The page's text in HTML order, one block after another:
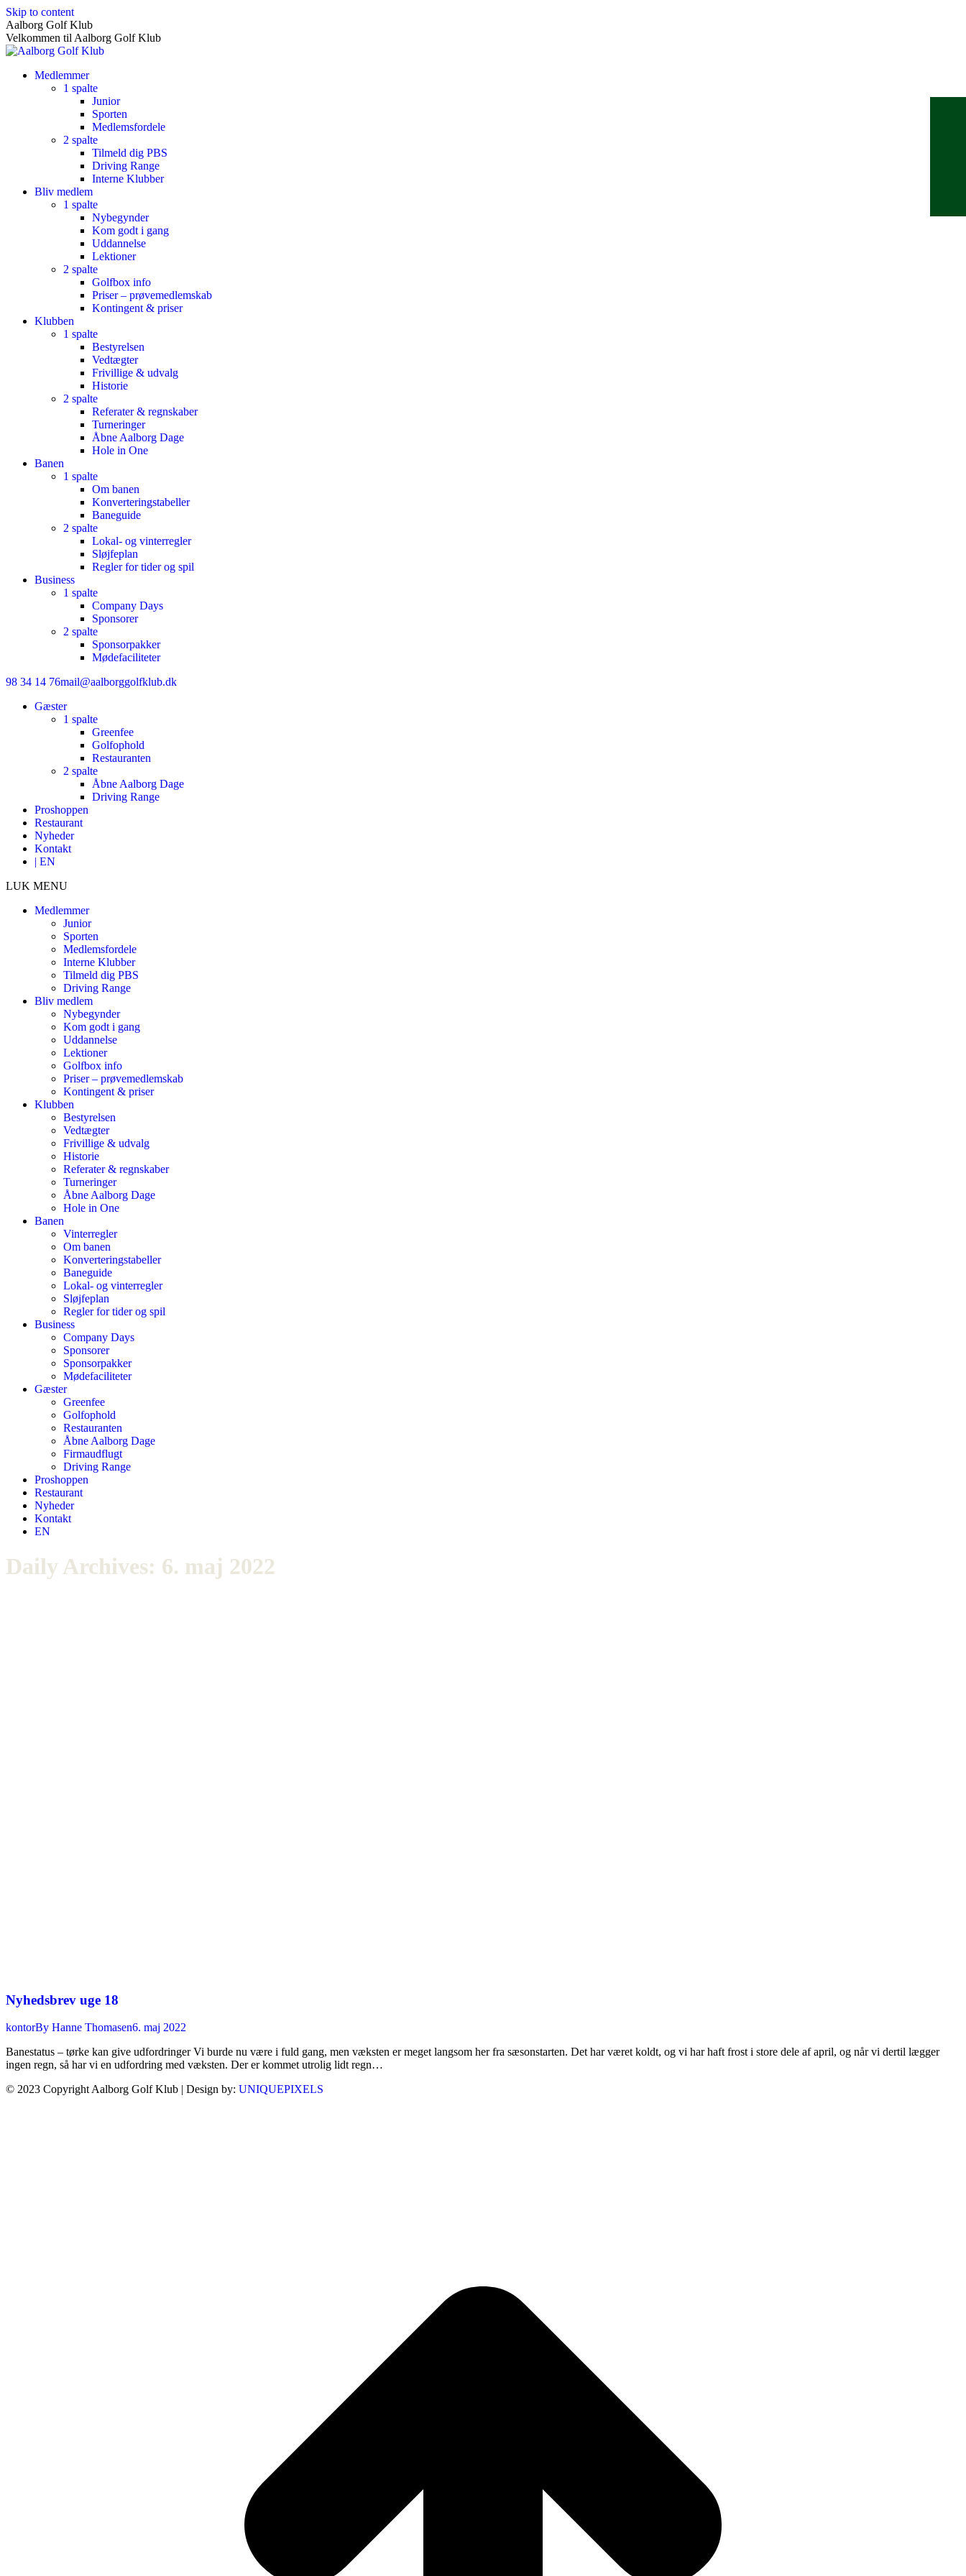
Skip to content
Aalborg Golf Klub
Velkommen til Aalborg Golf Klub
Medlemmer
1 spalte
Junior
Sporten
Medlemsfordele
2 spalte
Tilmeld dig PBS
Driving Range
Interne Klubber
Bliv medlem
1 spalte
Nybegynder
Kom godt i gang
Uddannelse
Lektioner
2 spalte
Golfbox info
Priser – prøvemedlemskab
Kontingent & priser
Klubben
1 spalte
Bestyrelsen
Vedtægter
Frivillige & udvalg
Historie
2 spalte
Referater & regnskaber
Turneringer
Åbne Aalborg Dage
Hole in One
Banen
1 spalte
Om banen
Konverteringstabeller
Baneguide
2 spalte
Lokal- og vinterregler
Sløjfeplan
Regler for tider og spil
Business
1 spalte
Company Days
Sponsorer
2 spalte
Sponsorpakker
Mødefaciliteter
98 34 14 76mail@aalborggolfklub.dk
Gæster
1 spalte
Greenfee
Golfophold
Restauranten
2 spalte
Åbne Aalborg Dage
Driving Range
Proshoppen
Restaurant
Nyheder
Kontakt
| EN
LUK MENU
Medlemmer
Junior
Sporten
Medlemsfordele
Interne Klubber
Tilmeld dig PBS
Driving Range
Bliv medlem
Nybegynder
Kom godt i gang
Uddannelse
Lektioner
Golfbox info
Priser – prøvemedlemskab
Kontingent & priser
Klubben
Bestyrelsen
Vedtægter
Frivillige & udvalg
Historie
Referater & regnskaber
Turneringer
Åbne Aalborg Dage
Hole in One
Banen
Vinterregler
Om banen
Konverteringstabeller
Baneguide
Lokal- og vinterregler
Sløjfeplan
Regler for tider og spil
Business
Company Days
Sponsorer
Sponsorpakker
Mødefaciliteter
Gæster
Greenfee
Golfophold
Restauranten
Åbne Aalborg Dage
Firmaudflugt
Driving Range
Proshoppen
Restaurant
Nyheder
Kontakt
EN
Daily Archives: 6. maj 2022
Nyhedsbrev uge 18
kontorBy Hanne Thomasen6. maj 2022
Banestatus – tørke kan give udfordringer Vi burde nu være i fuld gang, men væksten er meget langsom her fra sæsonstarten. Det har været koldt, og vi har haft frost i store dele af april, og når vi dertil lægger
ingen regn, så har vi en udfordring med væksten. Der er kommet utrolig lidt regn…
© 2023 Copyright Aalborg Golf Klub | Design by: UNIQUEPIXELS